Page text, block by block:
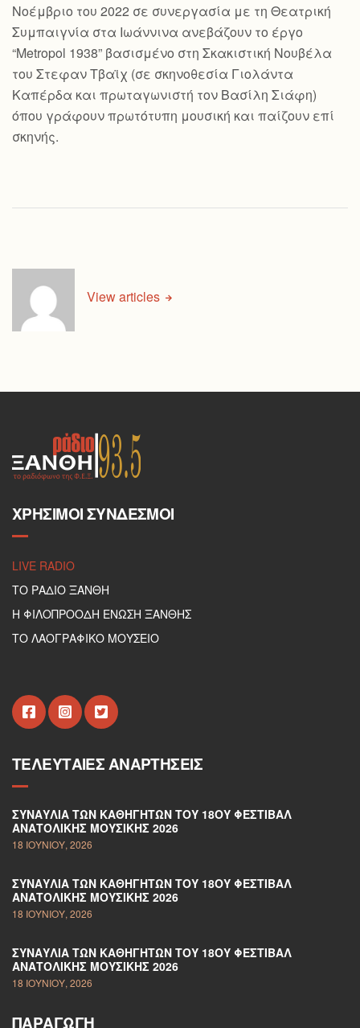
Νοέμβριο του 2022 σε συνεργασία με τη Θεατρική
Συμπαιγνία στα Ιωάννινα ανεβάζουν το έργο
“Metropol 1938” βασισμένο στη Σκακιστική Νουβέλα
του Στεφαν Τβαϊχ (σε σκηνοθεσία Γιολάντα
Καπέρδα και πρωταγωνιστή τον Βασίλη Σιάφη)
όπου γράφουν πρωτότυπη μουσική και παίζουν επί
σκηνής.
View articles
ΧΡΉΣΙΜΟΙ ΣΎΝΔΕΣΜΟΙ
LIVE RADIO
ΤΟ ΡΑΔΙΟ ΞΑΝΘΗ
Η ΦΙΛΟΠΡΟΟΔΗ ΕΝΩΣΗ ΞΑΝΘΗΣ
ΤΟ ΛΑΟΓΡΑΦΙΚΟ ΜΟΥΣΕΙΟ
ΤΕΛΕΥΤΑΊΕΣ ΑΝΑΡΤΉΣΕΙΣ
ΣΥΝΑΥΛΊΑ ΤΩΝ ΚΑΘΗΓΗΤΏΝ ΤΟΥ 18ΟΥ ΦΕΣΤΙΒΆΛ
ΑΝΑΤΟΛΙΚΉΣ ΜΟΥΣΙΚΉΣ 2026
18 ΙΟΥΝΊΟΥ, 2026
ΣΥΝΑΥΛΊΑ ΤΩΝ ΚΑΘΗΓΗΤΏΝ ΤΟΥ 18ΟΥ ΦΕΣΤΙΒΆΛ
ΑΝΑΤΟΛΙΚΉΣ ΜΟΥΣΙΚΉΣ 2026
18 ΙΟΥΝΊΟΥ, 2026
ΣΥΝΑΥΛΊΑ ΤΩΝ ΚΑΘΗΓΗΤΏΝ ΤΟΥ 18ΟΥ ΦΕΣΤΙΒΆΛ
ΑΝΑΤΟΛΙΚΉΣ ΜΟΥΣΙΚΉΣ 2026
18 ΙΟΥΝΊΟΥ, 2026
ΠΑΡΑΓΩΓΉ